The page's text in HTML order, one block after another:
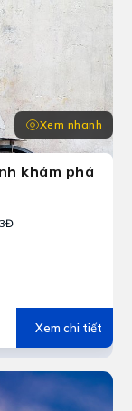
Xem nhanh
khám phá
Xem chi tiết